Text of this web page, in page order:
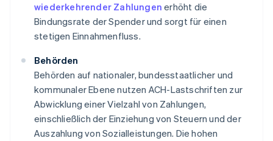
wiederkehrender Zahlungen erhöht die
Bindungsrate der Spender und sorgt für einen
stetigen Einnahmenfluss.
Behörden
Behörden auf nationaler, bundesstaatlicher und
kommunaler Ebene nutzen ACH-Lastschriften zur
Abwicklung einer Vielzahl von Zahlungen,
einschließlich der Einziehung von Steuern und der
Auszahlung von Sozialleistungen. Die hohen